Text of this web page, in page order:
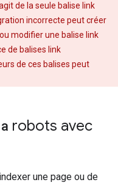
de la seule balise link
incorrecte peut créer
ou modifier une balise link
de balises link
de ces balises peut
robots avec
une page ou de